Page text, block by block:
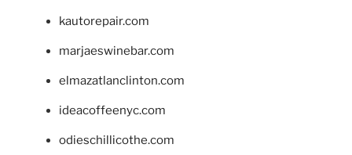
kautorepair.com
marjaeswinebar.com
elmazatlanclinton.com
ideacoffeenyc.com
odieschillicothe.com